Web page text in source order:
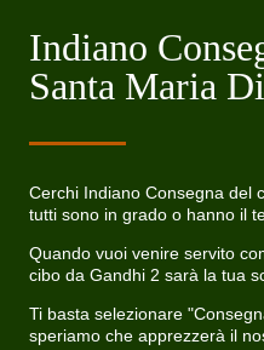
Indiano
Santa Maria
Cerchi Indiano Consegna del
tutti sono in grado o hanno il
Quando vuoi venire servito
cibo da Gandhi 2 sarà la tua
Ti basta selezionare
speriamo che apprezzerà il